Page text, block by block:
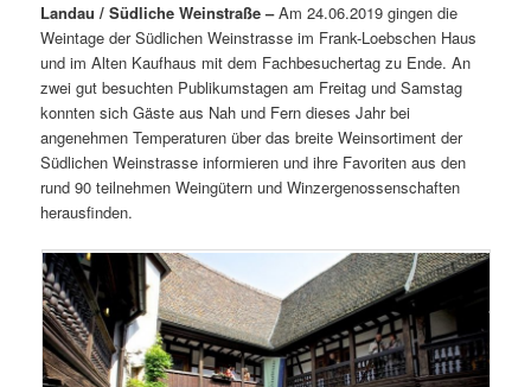
Landau / Südliche Weinstraße –Am 24.06.2019 gingen die
Weintage der Südlichen Weinstrasse im Frank-Loebschen Haus
und im Alten Kaufhaus mit dem Fachbesuchertag zu Ende. An
zwei gut besuchten Publikumstagen am Freitag und Samstag
konnten sich Gäste aus Nah und Fern dieses Jahr bei
angenehmen Temperaturen über das breite Weinsortiment der
Südlichen Weinstrasse informieren und ihre Favoriten aus den
rund 90 teilnehmen Weingütern und Winzergenossenschaften
herausfinden.